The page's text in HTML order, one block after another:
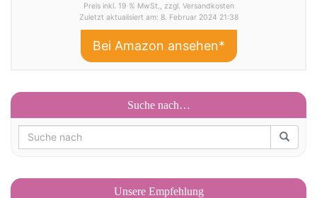
Preis inkl. 19 % MwSt., zzgl. Versandkosten
Zuletzt aktualisiert am: 8. Februar 2024 21:38
Bei Amazon ansehen*
Suche nach…
Unsere Empfehlung